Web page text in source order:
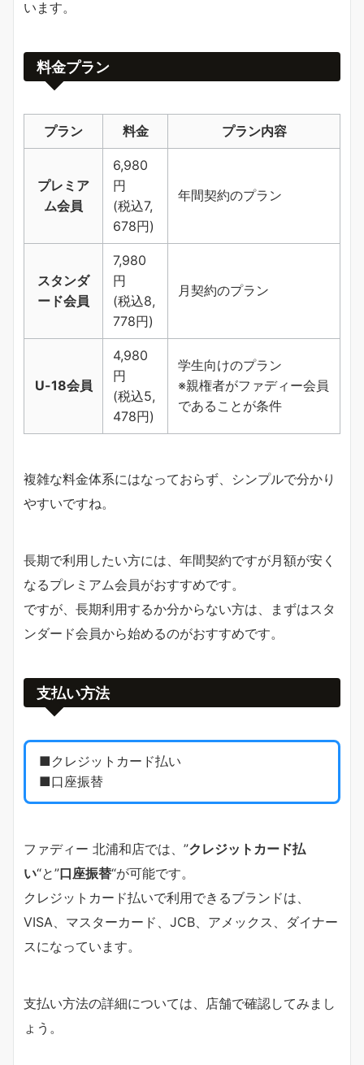
います。
料金プラン
プラン 料金 プラン内容
プレミア
ム会員
6,980
円
(税込7,
678円)
年間契約のプラン
スタンダ
ード会員
7,980
円
(税込8,
778円)
月契約のプラン
U-18会員
4,980
円
(税込5,
478円)
学生向けのプラン
※親権者がファディー会員
であることが条件
複雑な料金体系にはなっておらず、シンプルで分かり
やすいですね。
長期で利用したい方には、年間契約ですが月額が安く
なるプレミアム会員がおすすめです。
ですが、長期利用するか分からない方は、まずはスタ
ンダード会員から始めるのがおすすめです。
支払い方法
■クレジットカード払い
■口座振替
ファディー 北浦和店では、”クレジットカード払
い“と”口座振替“が可能です。
クレジットカード払いで利用できるブランドは、
VISA、マスターカード、JCB、アメックス、ダイナー
スになっています。
支払い方法の詳細については、店舗で確認してみまし
ょう。